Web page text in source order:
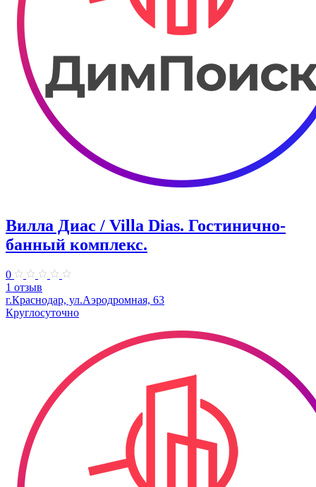
Вилла Диас / Villa Dias. Гостинично-
банный комплекс.
0
1 отзыв
г.Краснодар, ул.Аэродромная, 63
Круглосуточно